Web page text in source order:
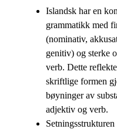
Islandsk har en
grammatikk med
(nominativ,
genitiv) og sterke
verb. Dette
skriftlige formen
bøyninger av
adjektiv og verb.
Setningsstrukturen